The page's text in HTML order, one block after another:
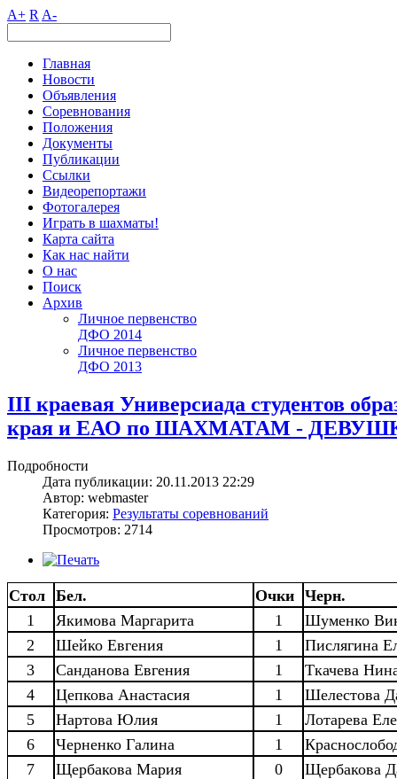
A+ R A-
Главная
Новости
Объявления
Соревнования
Положения
Документы
Публикации
Ссылки
Видеорепортажи
Фотогалерея
Играть в шахматы!
Карта сайта
Как нас найти
О нас
Поиск
Архив
Личное первенство
ДФО 2014
Личное первенство
ДФО 2013
III краевая Универсиада студентов
края и ЕАО по ШАХМАТАМ - ДЕВУШКИ,
Подробности
Дата публикации: 20.11.2013 22:29
Автор: webmaster
Категория: Результаты соревнований
Просмотров: 2714
Стол Бел. Очки Черн.
1
Якимова Маргарита 1
Шуменко
2
Шейко Евгения 1
Пислягина
3
Санданова Евгения 1
Ткачева
4
Цепкова Анастасия 1
Шелестова
5
Нартова Юлия 1
Лотарева
6
Черненко Галина 1
7
Щербакова Мария 0
Щербакова